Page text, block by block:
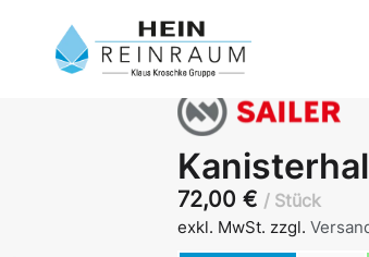
72,00 € Stück
exkl. MwSt. zzgl.